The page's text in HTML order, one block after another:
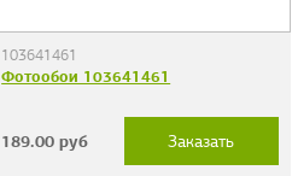
103641461
Фотообои 103641461
189.00 руб Заказать